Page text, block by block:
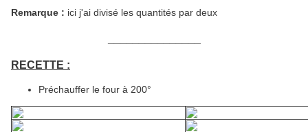
Remarque : ici j'ai divisé les quantités par deux
RECETTE :
Préchauffer le four à 200°